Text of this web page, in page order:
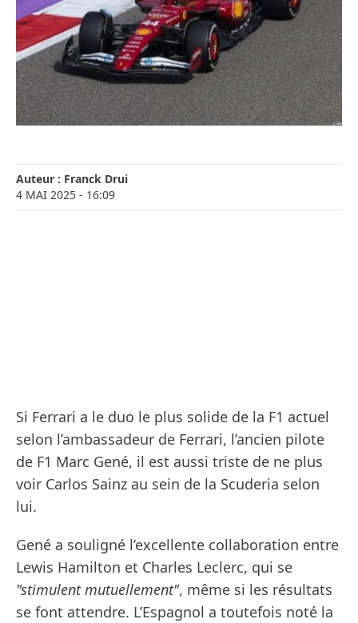
Auteur : Franck Drui
4 MAI 2025 - 16:09
Si Ferrari a le duo le plus solide de la F1 actuel
selon l’ambassadeur de Ferrari, l’ancien pilote
de F1 Marc Gené, il est aussi triste de ne plus
voir Carlos Sainz au sein de la Scuderia selon
lui.
Gené a souligné l’excellente collaboration entre
Lewis Hamilton et Charles Leclerc, qui se
"stimulent mutuellement", même si les résultats
se font attendre. L’Espagnol a toutefois noté la